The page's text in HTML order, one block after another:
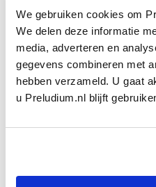
We gebruiken cookies om
We delen deze informatie
media, adverteren en
gegevens combineren met
hebben verzameld. U gaat
u Preludium.nl blijft
M Ma, Yo-Yo
Maat Saxophone Quartet
madrigaal